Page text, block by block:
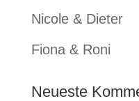
Nicole & Dieter
Fiona & Roni
Neueste